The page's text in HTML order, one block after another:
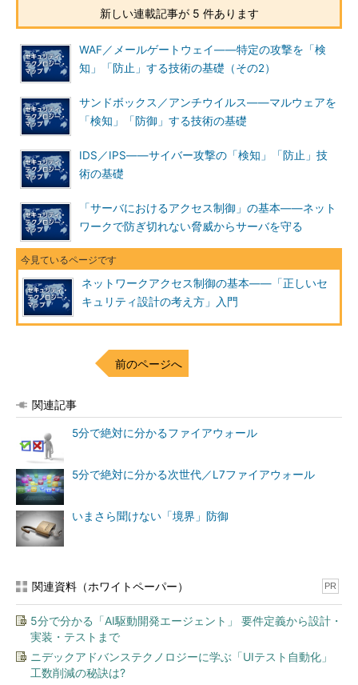
新しい連載記事が 5 件あります
WAF／メールゲートウェイ――特定の攻撃を「検
知」「防止」する技術の基礎（その2）
サンドボックス／アンチウイルス――マルウェアを
「検知」「防御」する技術の基礎
IDS／IPS――サイバー攻撃の「検知」「防止」技
術の基礎
「サーバにおけるアクセス制御」の基本――ネット
ワークで防ぎ切れない脅威からサーバを守る
ネットワークアクセス制御の基本――「正しいセ
キュリティ設計の考え方」入門
前のページへ
関連記事
5分で絶対に分かるファイアウォール
5分で絶対に分かる次世代／L7ファイアウォール
いまさら聞けない「境界」防御
関連資料（ホワイトペーパー） PR
5分で分かる「AI駆動開発エージェント」 要件定義から設計・
実装・テストまで
ニデックアドバンステクノロジーに学ぶ「UIテスト自動化」
工数削減の秘訣は?